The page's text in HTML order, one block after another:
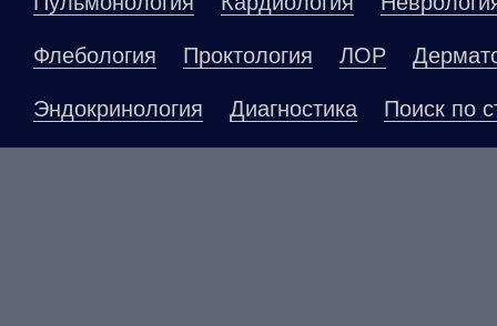
Флебология Проктология ЛОР
Эндокринология Диагностика Поиск по